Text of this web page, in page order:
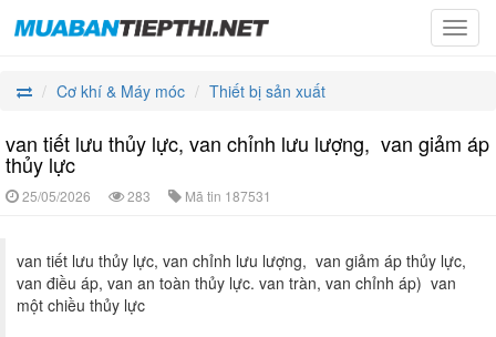
Cơ khí & Máy móc
Thiết bị sản xuất
van tiết lưu thủy lực, van chỉnh lưu lượng, van giảm áp
thủy lực
25/05/2026 283 Mã tin 187531
van tiết lưu thủy lực, van chỉnh lưu lượng, van giảm áp thủy lực,
van điều áp, van an toàn thủy lực. van tràn, van chỉnh áp) van
một chiều thủy lực